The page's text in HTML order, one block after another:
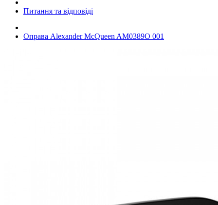
Питання та відповіді
Оправа Alexander McQueen AM0389O 001